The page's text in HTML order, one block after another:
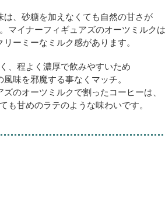
は、砂糖を加えなくても 自然の甘さが
マイナーフィギュアズのオーツミルクは
ーミーなミルク感があります。
、程よく濃厚で飲みやすいため
風味を邪魔する事なくマッチ。
のオーツミルクで割ったコーヒーは、
も甘めのラテのような味わいです。